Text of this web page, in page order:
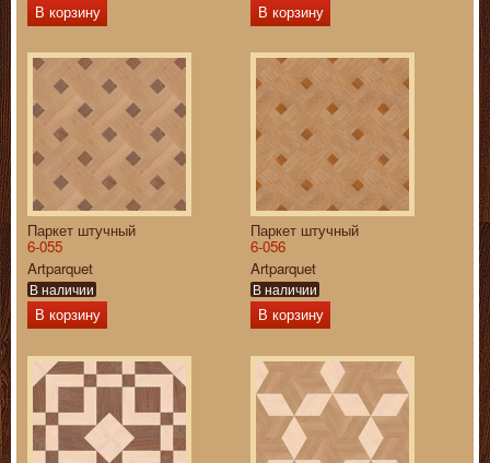
В корзину В корзину
Паркет штучный
6-055
Artparquet
В наличии
В корзину
Паркет штучный
6-056
Artparquet
В наличии
В корзину